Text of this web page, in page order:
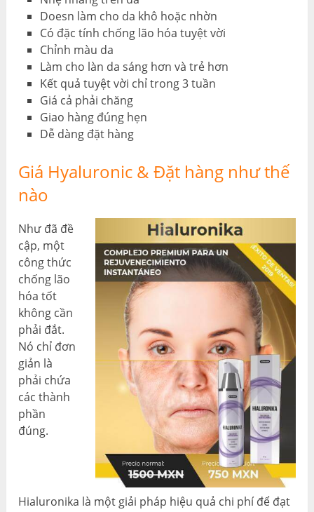
Doesn làm cho da khô hoặc nhờn
Có đặc tính chống lão hóa tuyệt vời
Chỉnh màu da
Làm cho làn da sáng hơn và trẻ hơn
Kết quả tuyệt vời chỉ trong 3 tuần
Giá cả phải chăng
Giao hàng đúng hẹn
Dễ dàng đặt hàng
Giá Hyaluronic & Đặt hàng như thế
nào
Như đã đề
cập, một
công thức
chống lão
hóa tốt
không cần
phải đắt.
Nó chỉ đơn
giản là
phải chứa
các thành
phần
đúng.
Hialuronika là một giải pháp hiệu quả chi phí để đạt